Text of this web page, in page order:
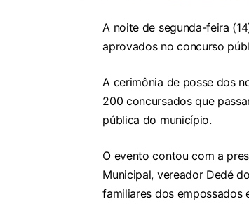
A noite de segunda-feira
aprovados no concurso
A cerimônia de posse dos
200 concursados que
pública do município.
O evento contou com a
Municipal, vereador Dedé
familiares dos empossados